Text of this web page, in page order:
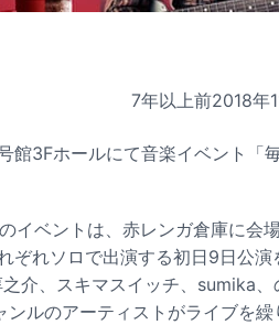
7年以上前2018年
館3Fホールにて音楽イベント「
イベントは、赤レンガ倉庫に会
ぞれソロで出演する初日9日公演
介、スキマスイッチ、sumika、
ルのアーティストがライブを繰